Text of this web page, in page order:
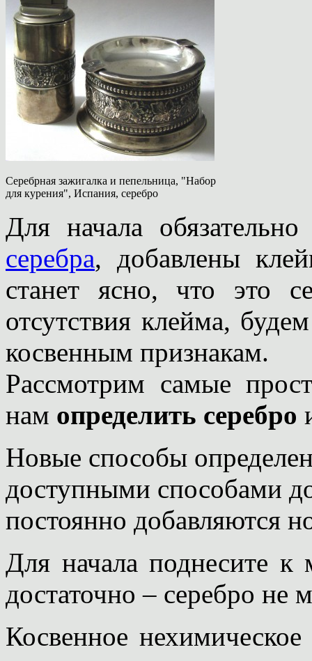
Серебрная зажигалка и пепельница, "Набор
для курения", Испания, серебро
Для начала
серебра, добавлены
станет ясно, что это
отсутствия клейма,
косвенным признакам.
Рассмотрим самые
нам определить серебро
Новые способы
доступными способами
постоянно добавляются
Для начала поднесите к
достаточно – серебро не
Косвенное